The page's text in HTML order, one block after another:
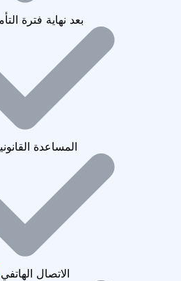
بعد نهاية فترة
المساعدة
الاتصال الهاتفي